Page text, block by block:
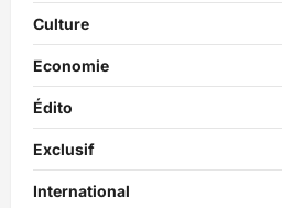
Culture
Economie
Édito
Exclusif
International